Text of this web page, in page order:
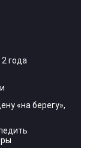
года
«на берегу»,